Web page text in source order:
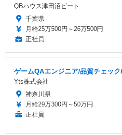
QBハウス津田沼ビート
千葉県
月給25万500円～26万500円
正社員
ゲームQAエンジニア/品質チェッ
Yts株式会社
神奈川県
月給29万300円～50万円
正社員